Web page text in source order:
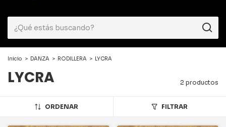
Inicio > DANZA > RODILLERA > LYCRA
LYCRA 2 productos
ORDENAR FILTRAR